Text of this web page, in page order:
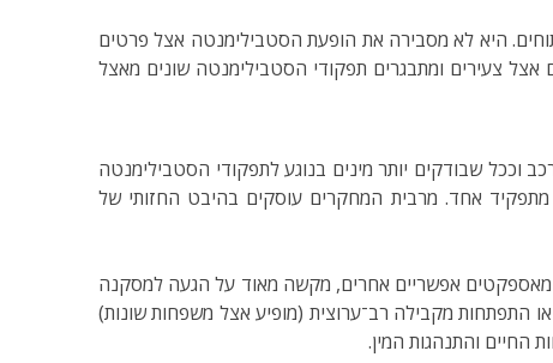
היא לא מסבירה את הופעת הסטבילימנטה אצל פרטים
צעירים ומתבגרים תפקודי הסטבילימנטה שונים מאצל
של הרשומה (אוקטובר 2008). למעשה העניין הרבה יותר מורכב וככל שבודקים יותר מינים בנוגע לתפקודי הסטבילימנטה
אחד. מרבית המחקרים עוסקים בהיבט החזותי של
מאספקטים אפשריים אחרים, מקשה מאוד על הגעה למסקנה
או התפתחות מקבילה רב־ערוצית (מופיע אצל משפחות שונות)
החיים והתנהגות המין.